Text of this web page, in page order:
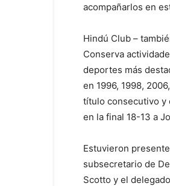
acompañarlos en
Hindú Club –
Conserva
deportes más
en 1996, 1998,
título consecutivo y
en la final 18-13 a
Estuvieron
subsecretario de
Scotto y el